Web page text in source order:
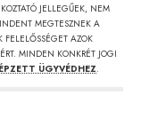
JELLEGŰEK, NEM
MEGTESZNEK A
AZOK
MINDEN KONKRÉT JOGI
ÜGYVÉDHEZ.